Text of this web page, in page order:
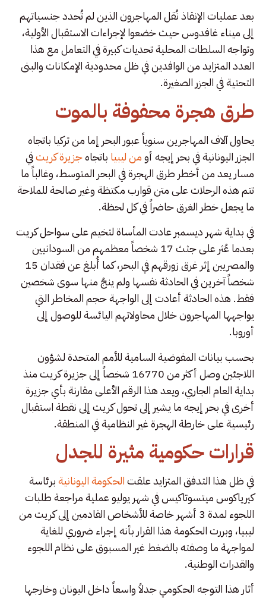
بعد عمليات الإنقاذ نُقل المهاجرون الذين لم تُحدد جنسياتهم
إلى ميناء غافدوس حيث خضعوا لإجراءات الاستقبال الأولية،
وتواجه السلطات المحلية تحديات كبيرة في التعامل مع هذا
العدد المتزايد من الوافدين في ظل محدودية الإمكانات والبنى
التحتية في الجزر الصغيرة.
طرق هجرة محفوفة بالموت
يحاول آلاف المهاجرين سنوياً عبور البحر إما من تركيا باتجاه
الجزر اليونانية في بحر إيجه أومن ليبيا باتجاهجزيرة كريتفي
مسار يعد من أخطر طرق الهجرة في البحر المتوسط، وغالباً ما
تتم هذه الرحلات على متن قوارب مكتظة وغير صالحة للملاحة
ما يجعل خطر الغرق حاضراً في كل لحظة.
في بداية شهر ديسمبر عادت المأساة لتخيم على سواحل كريت
بعدما عُثر على جثث 17 شخصاً معظمهم من السودانيين
والمصريين إثر غرق زورقهم في البحر، كما أُبلغ عن فقدان 15
شخصاً آخرين في الحادثة نفسها ولم ينجُ منها سوى شخصين
فقط. هذه الحادثة أعادت إلى الواجهة حجم المخاطر التي
يواجهها المهاجرون خلال محاولاتهم اليائسة للوصول إلى
أوروبا.
بحسب بيانات المفوضية السامية للأمم المتحدة لشؤون
اللاجئين وصل أكثر من 16770 شخصاً إلى جزيرة كريت منذ
بداية العام الجاري، ويعد هذا الرقم الأعلى مقارنة بأي جزيرة
أخرى في بحر إيجه ما يشير إلى تحول كريت إلى نقطة استقبال
رئيسية على خارطة الهجرة غير النظامية في المنطقة.
قرارات حكومية مثيرة للجدل
في ظل هذا التدفق المتزايد علقتالحكومة اليونانيةبرئاسة
كيرياكوس ميتسوتاكيس في شهر يوليو عملية مراجعة طلبات
اللجوء لمدة 3 أشهر خاصة للأشخاص القادمين إلى كريت من
ليبيا، وبررت الحكومة هذا القرار بأنه إجراء ضروري للغاية
لمواجهة ما وصفته بالضغط غير المسبوق على نظام اللجوء
والقدرات الوطنية.
أثار هذا التوجه الحكومي جدلاً واسعاً داخل اليونان وخارجها